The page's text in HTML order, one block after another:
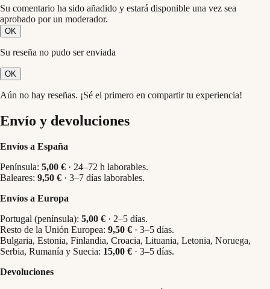
Su comentario ha sido añadido y estará disponible una vez sea
aprobado por un moderador.
OK
Su reseña no pudo ser enviada
OK
Aún no hay reseñas. ¡Sé el primero en compartir tu experiencia!
Envío y devoluciones
Envíos a España
Península: 5,00 € · 24–72 h laborables.
Baleares: 9,50 € · 3–7 días laborables.
Envíos a Europa
Portugal (península): 5,00 € · 2–5 días.
Resto de la Unión Europea: 9,50 € · 3–5 días.
Bulgaria, Estonia, Finlandia, Croacia, Lituania, Letonia, Noruega,
Serbia, Rumanía y Suecia: 15,00 € · 3–5 días.
Devoluciones